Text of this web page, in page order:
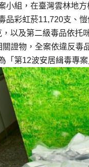
小組，在臺灣雲林地
品彩虹菸11,720支、
以及第二級毒品依托
關證物，全案依違反毒
「第12波安居緝毒專